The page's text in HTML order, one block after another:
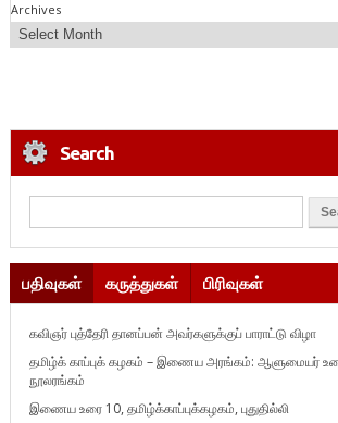
Archives
Search
பதிவுகள் கருத்துகள் பிரிவுகள்
கவிஞர் புத்தேரி தானப்பன் அவர்களுக்குப் பாராட்டு விழா
தமிழ்க் காப்புக் கழகம் – இணைய அரங்கம்: ஆளுமையர்
நூலரங்கம்
இணைய உரை 10, தமிழ்க்காப்புக்கழகம், புதுதில்லி